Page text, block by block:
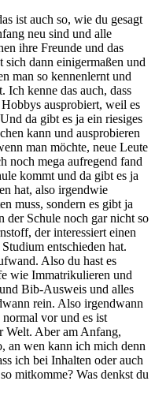
ist auch so, wie du gesagt
neu sind und alle
ihre Freunde und das
dann einigermaßen und
man so kennenlernt und
Ich kenne das auch, dass
ausprobiert, weil es
da gibt es ja ein riesiges
kann und ausprobieren
man möchte, neue Leute
noch mega aufregend fand
kommt und da gibt es ja
hat, also irgendwie
muss, sondern es gibt ja
der Schule noch gar nicht so
der interessiert einen
entschieden hat.
Also du hast es
wie Immatrikulieren und
Bib-Ausweis und alles
rein. Also irgendwann
vor und es ist
Welt. Aber am Anfang,
an wen kann ich mich denn
ich bei Inhalten oder auch
mitkomme? Was denkst du